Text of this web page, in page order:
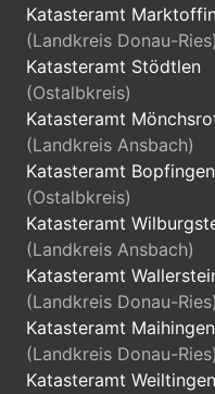
Katasteramt
(Landkreis Donau-Ries)
Katasteramt Stödtlen
(Ostalbkreis)
Katasteramt
(Landkreis Ansbach)
Katasteramt Bopfingen
(Ostalbkreis)
Katasteramt
(Landkreis Ansbach)
Katasteramt
(Landkreis Donau-Ries)
Katasteramt Maihingen
(Landkreis Donau-Ries)
Katasteramt Weiltingen